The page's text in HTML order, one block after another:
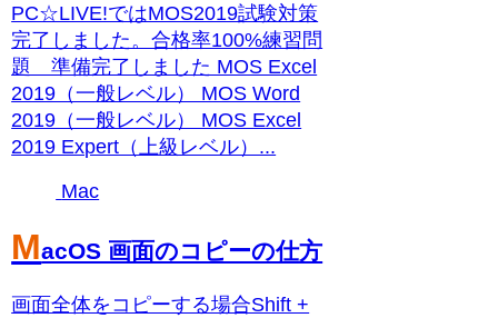
PC☆LIVE!ではMOS2019試験対策
完了しました。合格率100%練習問
題 準備完了しました MOS Excel
2019（一般レベル） MOS Word
2019（一般レベル） MOS Excel
2019 Expert（上級レベル）...
Mac
MacOS 画面のコピーの仕方
画面全体をコピーする場合Shift +